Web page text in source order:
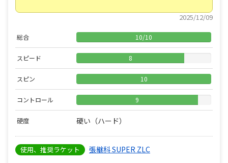
2025/12/09
総合 10/10
スピード 8
スピン 10
コントロール 9
硬度 硬い（ハード）
使用、推奨ラケット 張継科 SUPER ZLC